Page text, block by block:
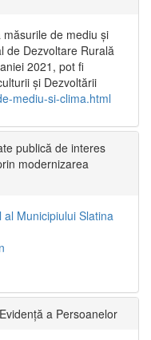
de mediu și
de Dezvoltare Rurală
2021, pot fi
și Dezvoltării
mediu-si-clima.html
publică de interes
modernizarea
Municipiului Slatina
a Persoanelor